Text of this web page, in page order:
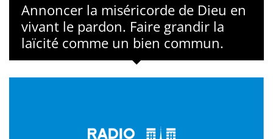
Annoncer la miséricorde de Dieu en
vivant le pardon. Faire grandir la
laïcité comme un bien commun.